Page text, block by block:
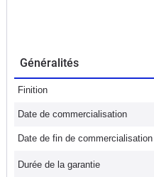
Généralités
Finition
Date de commercialisation
Date de fin de commercialisation
Durée de la garantie